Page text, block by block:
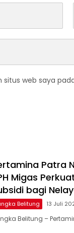
situs web saya
Patra
Migas
bagi
Belitung 13 Juli
Belitung –